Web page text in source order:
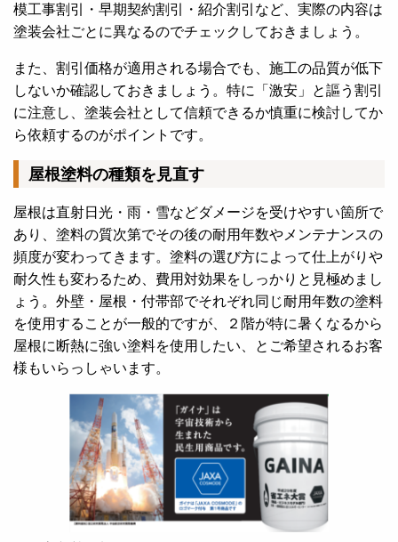
模工事割引・早期契約割引・紹介割引など、実際の内容は
塗装会社ごとに異なるのでチェックしておきましょう。
また、割引価格が適用される場合でも、施工の品質が低下
しないか確認しておきましょう。特に「激安」と謳う割引
に注意し、塗装会社として信頼できるか慎重に検討してか
ら依頼するのがポイントです。
屋根塗料の種類を見直す
屋根は直射日光・雨・雪などダメージを受けやすい箇所で
あり、塗料の質次第でその後の耐用年数やメンテナンスの
頻度が変わってきます。塗料の選び方によって仕上がりや
耐久性も変わるため、費用対効果をしっかりと見極めまし
ょう。外壁・屋根・付帯部でそれぞれ同じ耐用年数の塗料
を使用することが一般的ですが、２階が特に暑くなるから
屋根に断熱に強い塗料を使用したい、とご希望されるお客
様もいらっしゃいます。